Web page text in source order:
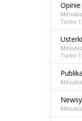
Opinie
Turbo
Usterki
Turbo
Newsy